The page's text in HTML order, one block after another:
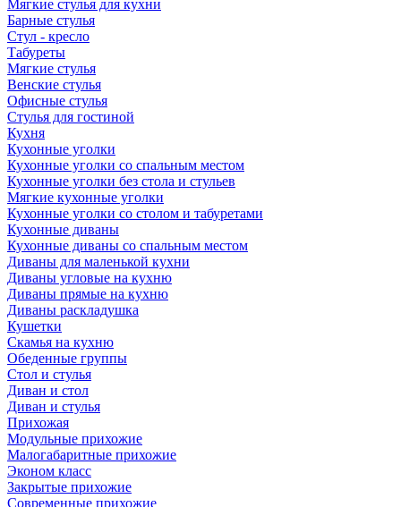
Мягкие стулья для кухни
Барные стулья
Стул - кресло
Табуреты
Мягкие стулья
Венские стулья
Офисные стулья
Стулья для гостиной
Кухня
Кухонные уголки
Кухонные уголки со спальным местом
Кухонные уголки без стола и стульев
Мягкие кухонные уголки
Кухонные уголки со столом и табуретами
Кухонные диваны
Кухонные диваны со спальным местом
Диваны для маленькой кухни
Диваны угловые на кухню
Диваны прямые на кухню
Диваны раскладушка
Кушетки
Скамья на кухню
Обеденные группы
Стол и стулья
Диван и стол
Диван и стулья
Прихожая
Модульные прихожие
Малогабаритные прихожие
Эконом класс
Закрытые прихожие
Современные прихожие